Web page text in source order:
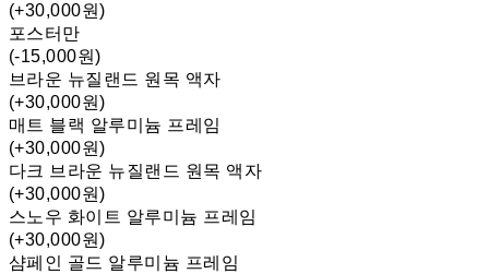
(+30,000원)
포스터만
(-15,000원)
브라운 뉴질랜드 원목 액자
(+30,000원)
매트 블랙 알루미늄 프레임
(+30,000원)
다크 브라운 뉴질랜드 원목 액자
(+30,000원)
스노우 화이트 알루미늄 프레임
(+30,000원)
샴페인 골드 알루미늄 프레임